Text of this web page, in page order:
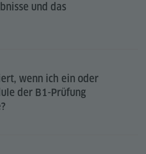
und das
wenn ich ein oder
der B1-Prüfung